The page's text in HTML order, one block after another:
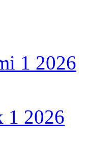
1 2026
1 2026